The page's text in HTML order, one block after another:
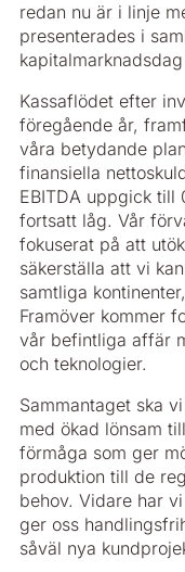
redan nu är i linje
presenterades i
Kassaflödet efter
föregående år,
våra betydande
finansiella
EBITDA uppgick till
fortsatt låg. Vår
fokuserat på att
säkerställa att vi
samtliga
Framöver kommer
vår befintliga affär
och teknologier.
Sammantaget ska
med ökad lönsam
förmåga som ger
produktion till de
behov. Vidare har
ger oss
såväl nya